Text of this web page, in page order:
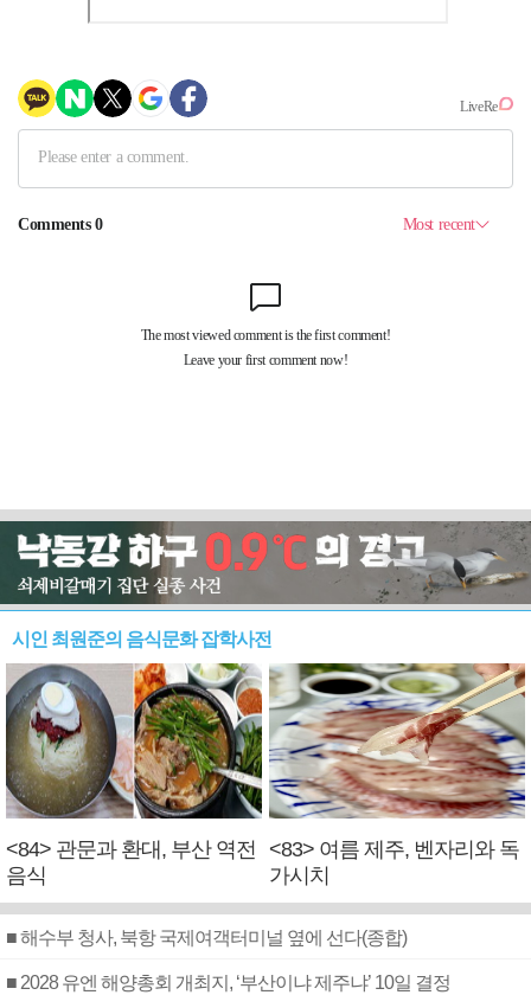
시인 최원준의 음식문화 잡학사전
<84> 관문과 환대, 부산 역전
음식
<83> 여름 제주, 벤자리와 독
가시치
■ 해수부 청사, 북항 국제여객터미널 옆에 선다(종합)
■ 2028 유엔 해양총회 개최지, ‘부산이냐 제주냐’ 10일 결정